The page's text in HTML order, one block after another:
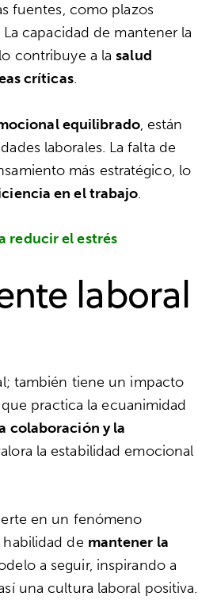
fuentes, como plazos
capacidad de mantener la
contribuye a lasalud
críticas.
equilibrado, están
laborales. La falta de
más estratégico, lo
en el trabajo.
reducir el estrés
laboral
también tiene un impacto
practica la ecuanimidad
colaboración y la
la estabilidad emocional
en un fenómeno
de mantener la
a seguir, inspirando a
una cultura laboral positiva.